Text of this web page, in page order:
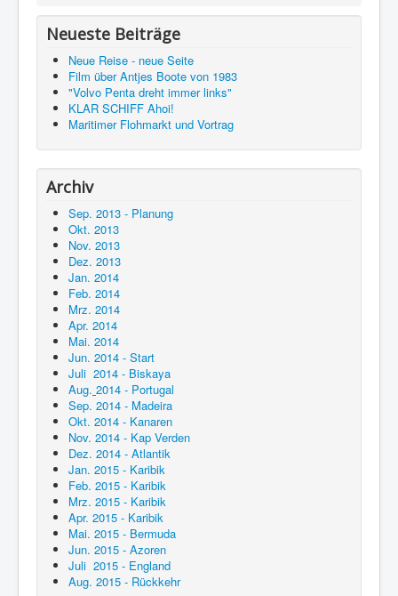
Neueste Beiträge
Neue Reise - neue Seite
Film über Antjes Boote von 1983
"Volvo Penta dreht immer links"
KLAR SCHIFF Ahoi!
Maritimer Flohmarkt und Vortrag
Archiv
Sep. 2013 - Planung
Okt. 2013
Nov. 2013
Dez. 2013
Jan. 2014
Feb. 2014
Mrz. 2014
Apr. 2014
Mai. 2014
Jun. 2014 - Start
Juli 2014 - Biskaya
Aug. 2014 - Portugal
Sep. 2014 - Madeira
Okt. 2014 - Kanaren
Nov. 2014 - Kap Verden
Dez. 2014 - Atlantik
Jan. 2015 - Karibik
Feb. 2015 - Karibik
Mrz. 2015 - Karibik
Apr. 2015 - Karibik
Mai. 2015 - Bermuda
Jun. 2015 - Azoren
Juli 2015 - England
Aug. 2015 - Rückkehr